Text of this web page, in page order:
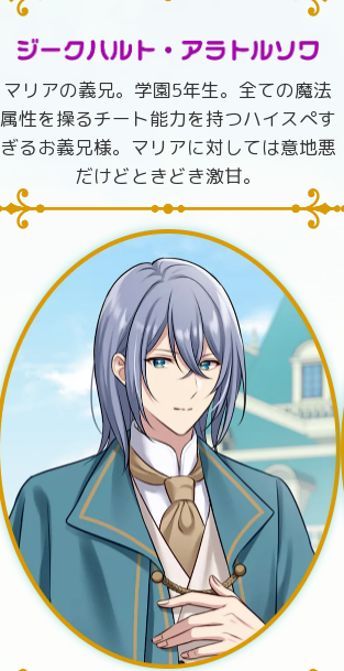
マリアの義兄。学園5年生。全ての魔法
属性を操るチート能力を持つハイスぺす
ぎるお義兄様。マリアに対しては意地悪
だけどときどき激甘。